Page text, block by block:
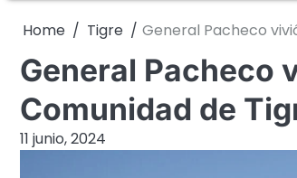
Home Tigre General Pacheco
General Pacheco
Comunidad de
11 junio, 2024